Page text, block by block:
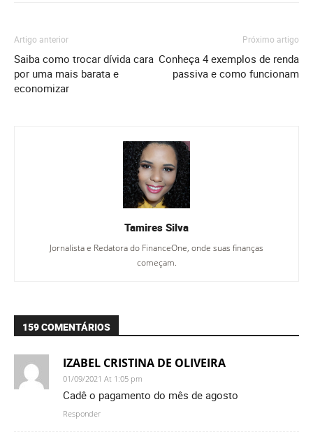
Artigo anterior
Saiba como trocar dívida cara
por uma mais barata e
economizar
Próximo artigo
Conheça 4 exemplos de renda
passiva e como funcionam
Tamires Silva
Jornalista e Redatora do FinanceOne, onde suas finanças
começam.
159 COMENTÁRIOS
IZABEL CRISTINA DE OLIVEIRA
01/09/2021 At 1:05 pm
Cadê o pagamento do mês de agosto
Responder